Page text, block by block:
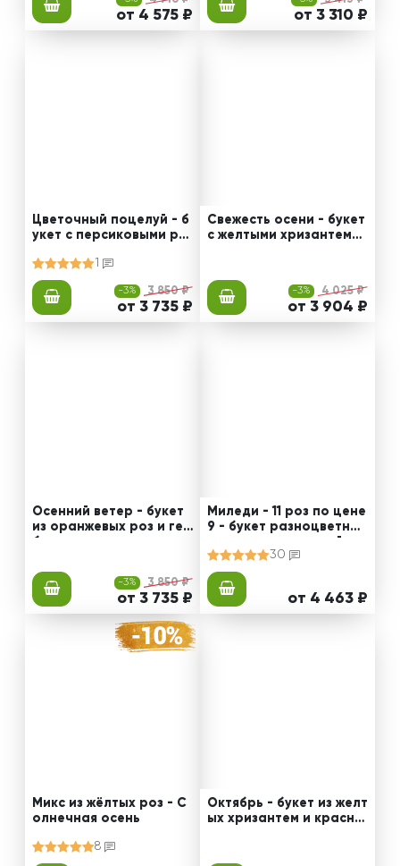
от 4 575 ₽ от 3 310 ₽
Цветочный поцелуй - б
укет с персиковыми ро
1
-3% 3 850 ₽
от 3 735 ₽
Свежесть осени - букет
с желтыми хризантема
-3% 4 025 ₽
от 3 904 ₽
Осенний ветер - букет
из оранжевых роз и гер
-3% 3 850 ₽
от 3 735 ₽
Миледи - 11 роз по цене
9 - букет разноцветных
ленью
30
от 4 463 ₽
Микс из жёлтых роз - С
олнечная осень
8
Октябрь - букет из желт
ых хризантем и красны